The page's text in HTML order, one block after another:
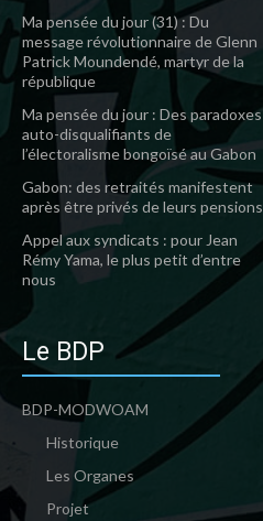
Ma pensée du jour (31) : Du
message révolutionnaire de Glenn
Patrick Moundendé, martyr de la
république
Ma pensée du jour : Des paradoxes
auto-disqualifiants de
l’électoralisme bongoïsé au Gabon
Gabon: des retraités manifestent
après être privés de leurs pensions
Appel aux syndicats : pour Jean
Rémy Yama, le plus petit d’entre
nous
Le BDP
BDP-MODWOAM
Historique
Les Organes
Projet